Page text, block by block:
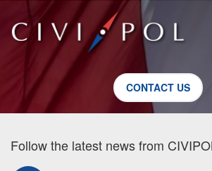
CONTACT US
Follow the latest news from